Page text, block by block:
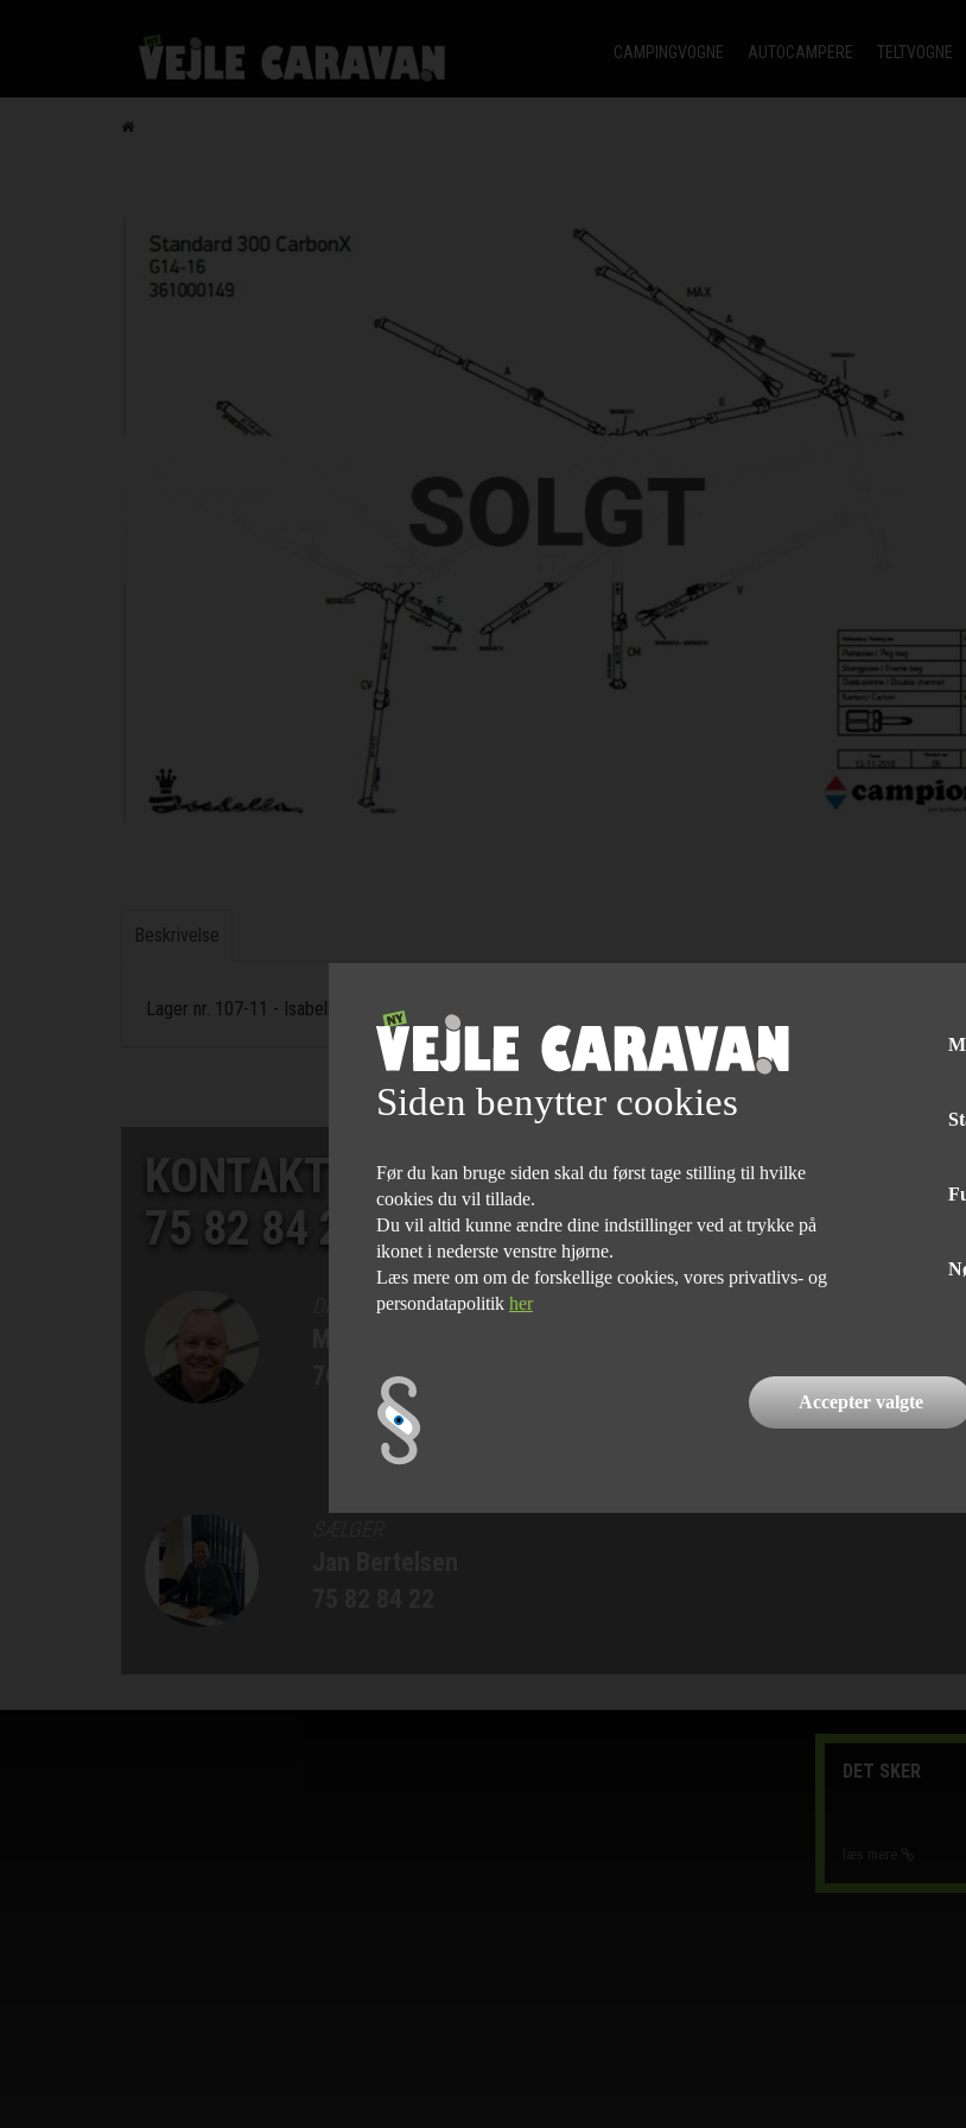
CAMPINGVOGNE
AUTOCAMPERE TELTVOGNE
Beskrivelse
Lager nr. 107-11 - Isabella Carbon X stel 300 Standard 14/16 Velholdt
Med forbehold for tryk og taste fejl af udstyr på alle
KONTAKT SALGSAFDELINGEN
75 82 84 22
DIREKTØR
76 90 75 77
76 90 75 75
DET SKER
Siden benytter cookies
Før du kan bruge siden skal du først tage stilling til hvilke
cookies du vil tillade.
Du vil altid kunne ændre dine indstillinger ved at trykke på
ikonet i nederste venstre hjørne.
Læs mere om om de forskellige cookies, vores privatlivs- og
persondatapolitik her
Accepter valgte